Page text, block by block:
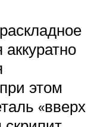
аккуратно
этом
«вверх